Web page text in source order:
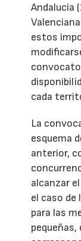
Andalucía
estos
cada
La
esquema
anterior,
alcanzar
el caso de
para las